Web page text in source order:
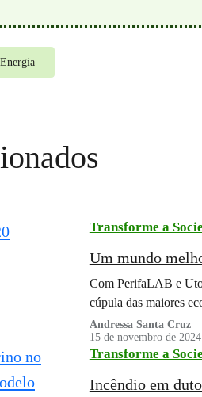
Energia
Transforme a
Um mundo
Com PerifaLAB e
cúpula das maiores
Andressa Santa Cruz
15 de novembro de 2024
Transforme a
Incêndio em